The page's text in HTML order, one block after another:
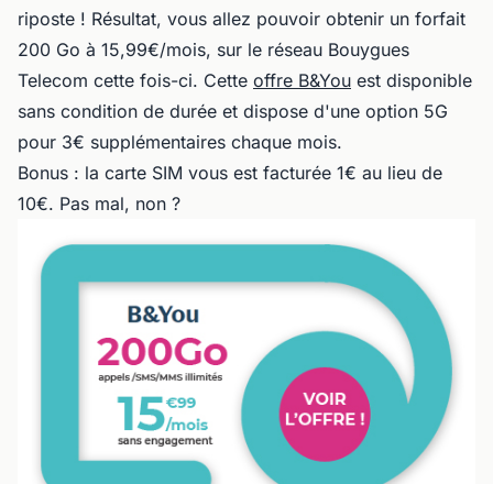
riposte ! Résultat, vous allez pouvoir obtenir un forfait
200 Go à 15,99€/mois, sur le réseau Bouygues
Telecom cette fois-ci. Cette offre B&You est disponible
sans condition de durée et dispose d'une option 5G
pour 3€ supplémentaires chaque mois.
Bonus : la carte SIM vous est facturée 1€ au lieu de
10€. Pas mal, non ?